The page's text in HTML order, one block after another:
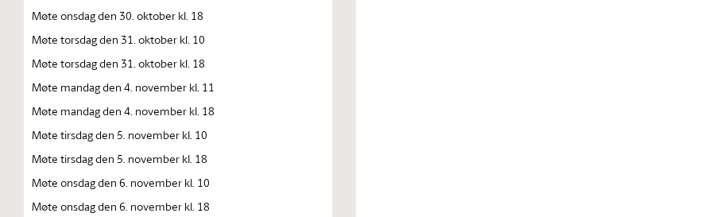
Møte onsdag den 30. oktober kl. 18
Møte torsdag den 31. oktober kl. 10
Møte torsdag den 31. oktober kl. 18
Møte mandag den 4. november kl. 11
Møte mandag den 4. november kl. 18
Møte tirsdag den 5. november kl. 10
Møte tirsdag den 5. november kl. 18
Møte onsdag den 6. november kl. 10
Møte onsdag den 6. november kl. 18